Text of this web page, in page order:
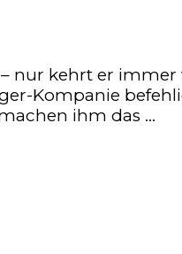
nur kehrt er
Kompanie
ihm das …